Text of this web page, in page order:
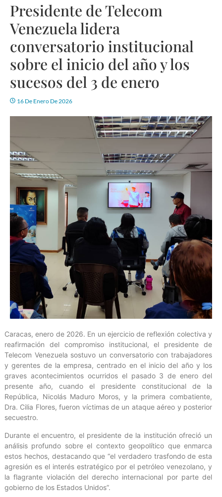
Presidente de Telecom
Venezuela lidera
conversatorio institucional
sobre el inicio del año y los
sucesos del 3 de enero
16 De Enero De 2026
Caracas, enero de 2026. En un ejercicio de reflexión colectiva y
reafirmación del compromiso institucional, el presidente de
Telecom Venezuela sostuvo un conversatorio con trabajadores
y gerentes de la empresa, centrado en el inicio del año y los
graves acontecimientos ocurridos el pasado 3 de enero del
presente año, cuando el presidente constitucional de la
República, Nicolás Maduro Moros, y la primera combatiente,
Dra. Cilia Flores, fueron víctimas de un ataque aéreo y posterior
secuestro.
Durante el encuentro, el presidente de la institución ofreció un
análisis profundo sobre el contexto geopolítico que enmarca
estos hechos, destacando que “el verdadero trasfondo de esta
agresión es el interés estratégico por el petróleo venezolano, y
la flagrante violación del derecho internacional por parte del
gobierno de los Estados Unidos”.